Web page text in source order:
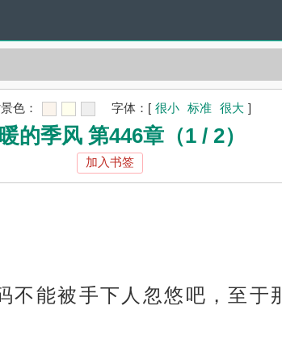
色： 字体： [ 很小 标准 很大 ]
的季风 第446章（1 / 2）
加入书签
能被手下人忽悠吧，至于